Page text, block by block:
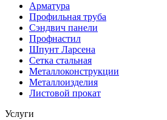
Арматура
Профильная труба
Сэндвич панели
Профнастил
Шпунт Ларсена
Сетка стальная
Металлоконструкции
Металлоизделия
Листовой прокат
Услуги